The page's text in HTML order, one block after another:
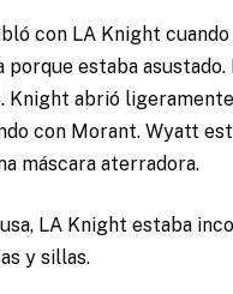
con LA Knight cuando
porque estaba asustado.
Knight abrió
con Morant. Wyatt
máscara aterradora.
LA Knight estaba
y sillas.